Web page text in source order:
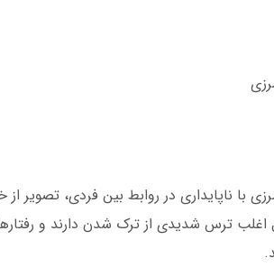
با ناپایداری در روابط بین فردی،
اغلب ترس شدیدی از ترک شدن دارند و